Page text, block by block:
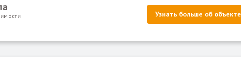
Узнать больше об объекте